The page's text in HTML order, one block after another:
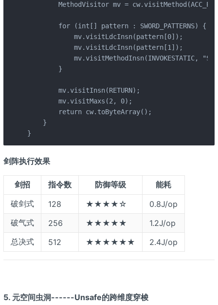
MethodVisitor mv =
        for (int[] pattern : SWORD_PATTERNS) {
            mv.visitLdcInsn(pattern[0]);
            mv.visitLdcInsn(pattern[1]);
mv.visitMethodInsn(INVOKESTATIC,
        }
        mv.visitInsn(RETURN);
        mv.visitMaxs(2, 0);
        return cw.toByteArray();
    }
}
剑阵执行效果
剑招 指令数 防御等级
能耗
破剑式
128 ★★★★☆
0.8J/op
破气式
256 ★★★★★
1.2J/op
总决式
512 ★★★★★★ 2.4J/op
5. 元空间虫洞------Unsafe的跨维度穿梭